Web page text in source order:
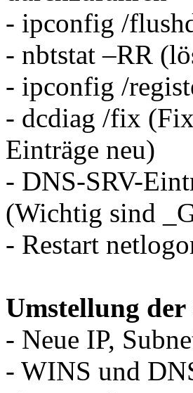
- ipconfig /
- nbtstat –RR
- ipconfig /
- dcdiag /fix
Einträge neu)
- DNS-SRV-
(Wichtig sind
- Restart
Umstellung
- Neue IP,
- WINS und